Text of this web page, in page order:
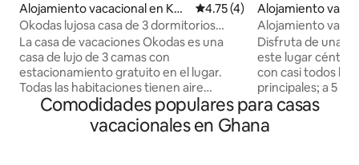
Alojamiento vacacional en Kof
oridua
Calificación promedio: 4.75
4.75 (4)
Okodas lujosa casa de 3 dormitorios
(Akua Agyeiwaa)
La casa de vacaciones Okodas es una
casa de lujo de 3 camas con
estacionamiento gratuito en el lugar.
Todas las habitaciones tienen aire
acondicionado . La sala de estar está
equipada con TV de pantalla plana con
canales por cable. Todas las habitaciones
Alojamiento
na
Alojamiento
2 habitaciones
Disfruta de una
este lugar
con casi todos
principales; a 5
de Estudios
minutos de la
minutos del
Comodidades populares para casas
vacacionales en Ghana